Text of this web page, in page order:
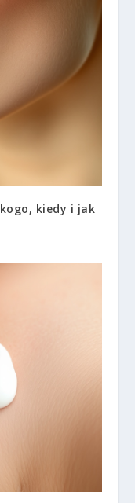
kiedy i jak